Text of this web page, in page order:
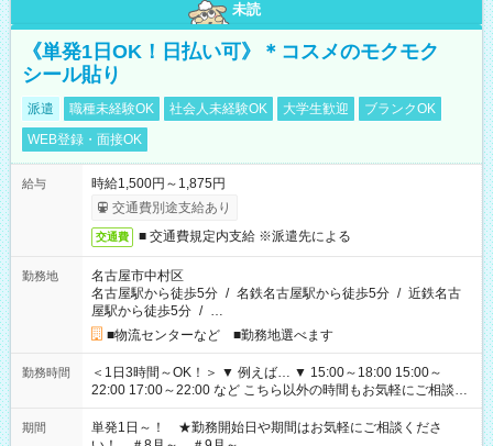
未読
《単発1日OK！日払い可》＊コスメのモクモク
シール貼り
派遣 職種未経験OK 社会人未経験OK 大学生歓迎
ブランクOK
WEB登録・面接OK
給与
時給1,500円～1,875円
交通費別途支給あり
交通費 ■ 交通費規定内支給 ※派遣先による
勤務地
名古屋市中村区
名古屋駅から徒歩5分 / 名鉄名古屋駅から徒歩5分 / 近鉄名古
屋駅から徒歩5分 / …
■物流センターなど ■勤務地選べます
勤務時間
＜1日3時間～OK！＞ ▼ 例えば… ▼ 15:00～18:00 15:00～
22:00 17:00～22:00 など こちら以外の時間もお気軽にご相談く
ださい！
期間
単発1日～！ ★勤務開始日や期間はお気軽にご相談くださ